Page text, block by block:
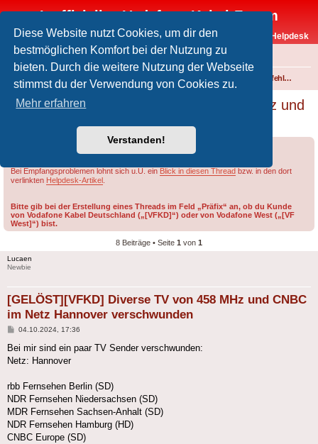
Diese Website nutzt Cookies, um dir den
bestmöglichen Komfort bei der Nutzung zu
bieten. Durch die weitere Nutzung der Webseite
stimmst du der Verwendung von Cookies zu.
Mehr erfahren
Verstanden!
Inoffizielles Vodafone-Kabel-Forum
Vodafone-Kabel-Helpdesk
FAQ
Foren-Übersicht Einspeisefehler und überregionale Störungen
[GELÖST][VFKD] Diverse TV von 458 MHz und
Bei Empfangsproblemen lohnt sich u.U. ein Blick in diesen Thread bzw. in den dort
verlinkten Helpdesk-Artikel
Bitte gib bei der Erstellung eines Threads im Feld „Präfix“ an, ob du Kunde
von Vodafone Kabel Deutschland („[VFKD]“) oder von Vodafone West („[VF
West]“) bist.
8 Beiträge • Seite 1 von 1
Lucaen
Newbie
[GELÖST][VFKD] Diverse TV von 458 MHz und CNBC
im Netz Hannover verschwunden
Beitrag
04.10.2024, 17:36
Bei mir sind ein paar TV Sender verschwunden:
Netz: Hannover
rbb Fernsehen Berlin (SD)
NDR Fernsehen Niedersachsen (SD)
MDR Fernsehen Sachsen-Anhalt (SD)
NDR Fernsehen Hamburg (HD)
CNBC Europe (SD)